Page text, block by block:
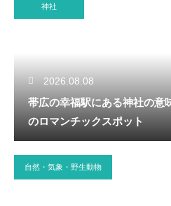
神社
2026.08.08
帯広の幸福駅にある神社の意
のロマンチックスポット
自然・気象・野生動物